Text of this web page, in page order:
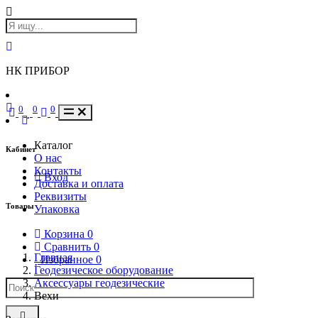
НК ПРИБОР
Кабинет
Вход
Товары
Корзина 0
Сравнить 0
Избранное 0
0 0 0
Каталог
О нас
Контакты
Доставка и оплата
Реквизиты
Упаковка
Главная
Геодезическое оборудование
Аксессуары геодезические
Вехи